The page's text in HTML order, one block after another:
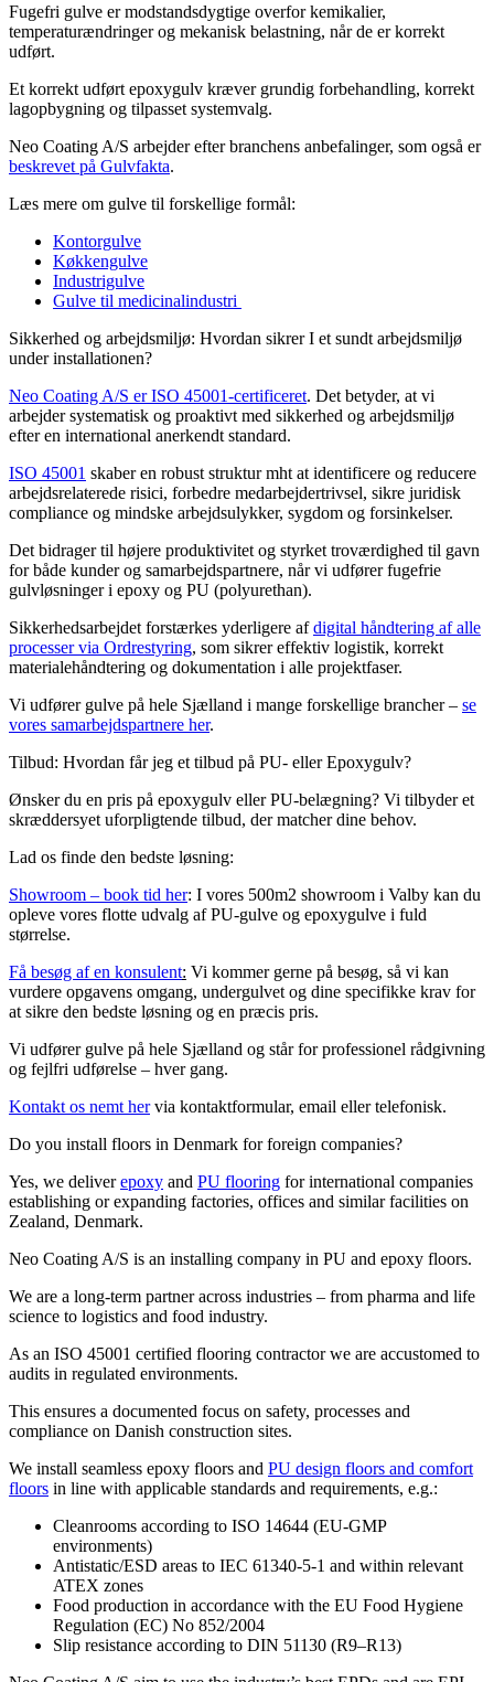
Fugefri gulve er modstandsdygtige overfor kemikalier,
temperaturændringer og mekanisk belastning, når de er korrekt
udført.
Et korrekt udført epoxygulv kræver grundig forbehandling, korrekt
lagopbygning og tilpasset systemvalg.
Neo Coating A/S arbejder efter branchens anbefalinger, som også er
beskrevet på Gulvfakta.
Læs mere om gulve til forskellige formål:
Kontorgulve
Køkkengulve
Industrigulve
Gulve til medicinalindustri
Sikkerhed og arbejdsmiljø: Hvordan sikrer I et sundt arbejdsmiljø
under installationen?
Neo Coating A/S er ISO 45001-certificeret. Det betyder, at vi
arbejder systematisk og proaktivt med sikkerhed og arbejdsmiljø
efter en international anerkendt standard.
ISO 45001 skaber en robust struktur mht at identificere og reducere
arbejdsrelaterede risici, forbedre medarbejdertrivsel, sikre juridisk
compliance og mindske arbejdsulykker, sygdom og forsinkelser.
Det bidrager til højere produktivitet og styrket troværdighed til gavn
for både kunder og samarbejdspartnere, når vi udfører fugefrie
gulvløsninger i epoxy og PU (polyurethan).
Sikkerhedsarbejdet forstærkes yderligere afdigital håndtering af alle
processer via Ordrestyring, som sikrer effektiv logistik, korrekt
materialehåndtering og dokumentation i alle projektfaser.
Vi udfører gulve på hele Sjælland i mange forskellige brancher – se
vores samarbejdspartnere her.
Tilbud: Hvordan får jeg et tilbud på PU- eller Epoxygulv?
Ønsker du en pris på epoxygulv eller PU-belægning? Vi tilbyder et
skræddersyet uforpligtende tilbud, der matcher dine behov.
Lad os finde den bedste løsning:
Showroom – book tid her: I vores 500m2 showroom i Valby kan du
opleve vores flotte udvalg afPU-gulve og epoxygulve i fuld
størrelse.
Få besøg af en konsulent: Vi kommer gerne på besøg, så vi kan
vurdere opgavens omgang, undergulvet og dine specifikke krav for
at sikre den bedste løsning og en præcis pris.
Vi udfører gulve på hele Sjælland og står for professionel rådgivning
og fejlfri udførelse – hver gang.
Kontakt os nemt hervia kontaktformular, email eller telefonisk.
Do you install floors in Denmark for foreign companies?
Yes, we deliverepoxy and PU flooring for international companies
establishing or expanding factories, offices and similar facilities on
Zealand, Denmark.
Neo Coating A/S is an installing company in PU and epoxy floors.
We are a long-term partner across industries – from pharma and life
science to logistics and food industry.
As an ISO 45001 certified flooring contractor we are accustomed to
audits in regulated environments.
This ensures a documented focus on safety, processes and
compliance on Danish construction sites.
We install seamless epoxy floors and PU design floors and comfort
floors in line with applicable standards and requirements, e.g.:
Cleanrooms according to ISO 14644 (EU-GMP
environments)
Antistatic/ESD areas to IEC 61340-5-1 and within relevant
ATEX zones
Food production in accordance with the EU Food Hygiene
Regulation (EC) No 852/2004
Slip resistance according to DIN 51130 (R9–R13)